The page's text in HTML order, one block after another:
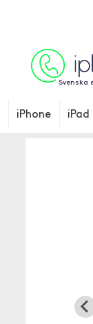
Svenska
iPhone iPad